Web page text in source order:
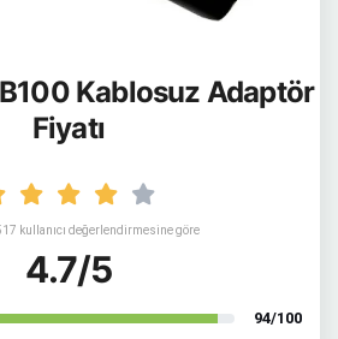
Kablosuz Adaptör
Fiyatı
kullanıcı değerlendirmesine göre
4.7/5
94/100